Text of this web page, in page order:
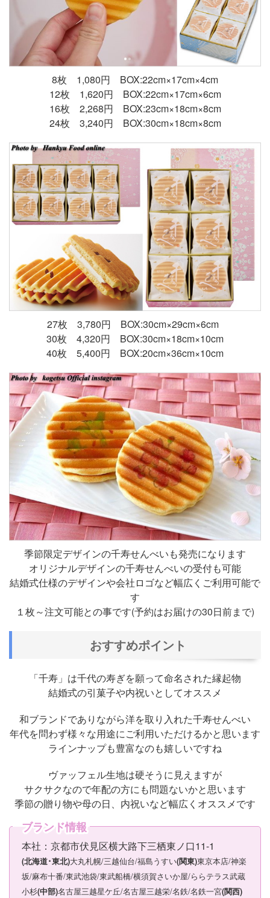
8枚 1,080円 BOX:22cm×17cm×4cm
12枚 1,620円 BOX:22cm×17cm×6cm
16枚 2,268円 BOX:23cm×18cm×8cm
24枚 3,240円 BOX:30cm×18cm×8cm
27枚 3,780円 BOX:30cm×29cm×6cm
30枚 4,320円 BOX:30cm×18cm×10cm
40枚 5,400円 BOX:20cm×36cm×10cm
季節限定デザインの千寿せんべいも発売になります
オリジナルデザインの千寿せんべいの受付も可能
結婚式仕様のデザインや会社ロゴなど幅広くご利用可能で
す
１枚～注文可能との事です(予約はお届けの30日前まで)
おすすめポイント
「千寿」は千代の寿ぎを願って命名された縁起物
結婚式の引菓子や内祝いとしてオススメ
和ブランドでありながら洋を取り入れた千寿せんべい
年代を問わず様々な用途にご利用いただけるかと思います
ラインナップも豊富なのも嬉しいですね
ヴァッフェル生地は硬そうに見えますが
サクサクなので年配の方にも問題ないかと思います
季節の贈り物や母の日、内祝いなど幅広くオススメです
ブランド情報
本社：京都市伏見区横大路下三栖東ノ口11-1
(北海道･東北)大丸札幌/三越仙台/福島うすい(関東)東京本店/神楽
坂/麻布十番/東武池袋/東武船橋/横須賀さいか屋/ららテラス武蔵
小杉(中部)名古屋三越星ケ丘/名古屋三越栄/名鉄/名鉄一宮(関西)